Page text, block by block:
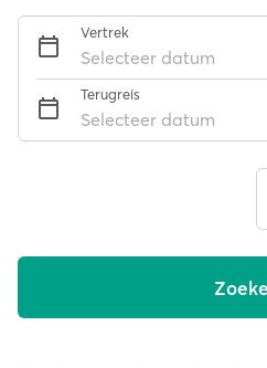
Vertrek
Selecteer datum
Terugreis
Selecteer datum